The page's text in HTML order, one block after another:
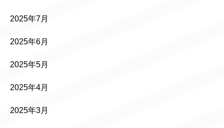
2025年7月
2025年6月
2025年5月
2025年4月
2025年3月